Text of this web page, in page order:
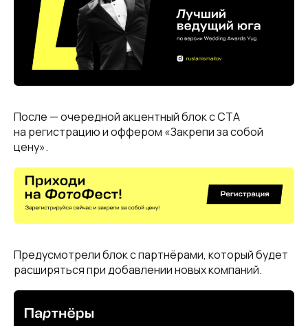
После — очередной акцентный блок с СТА
на регистрацию и оффером «Закрепи за собой
цену».
Предусмотрели блок с партнёрами, который будет
расширяться при добавлении новых компаний.